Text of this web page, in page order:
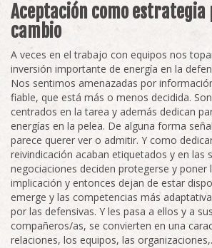
Aceptación como estrategia
cambio
A veces en el trabajo con equipos nos
inversión importante de energía en la
Nos sentimos amenazadas por
fiable, que está más o menos decidida.
centrados en la tarea y además dedican
energías en la pelea. De alguna forma
parece querer ver o admitir. Y como
reivindicación acaban etiquetados y en las
negociaciones deciden protegerse y poner
implicación y entonces dejan de estar
emerge y las competencias más
por las defensivas. Y les pasa a ellos y a
compañeros/as, se convierten en una
relaciones, los equipos, las